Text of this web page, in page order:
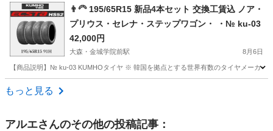
愛知 日進市 米野木駅 メンテナンス用品
👨‍🦳 195/65R15 新品4本セット 交換工賃込 ノア・
プリウス・セレナ・ステップワゴン・ ・№ ku-03
42,000円
大森・金城学院前駅 8月6日
【商品説明】№ ku-03 KUMHOタイヤ ※ 韓国を拠点とする世界有数のタイヤメーカ
愛知 名古屋市
もっと見る
アルエさんのその他の投稿記事：